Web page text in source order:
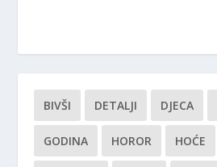
BIVŠI DETALJI DJECA
GODINA HOROR HOĆE